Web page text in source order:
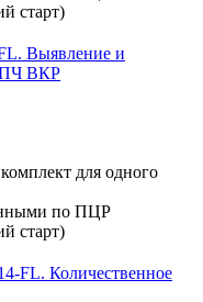
Выявление и
ВКР
FL. Количественное